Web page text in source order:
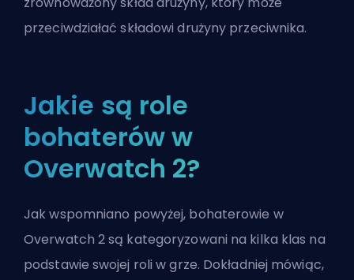
przeciwdziałać składowi drużyny przeciwnika.
Jakie są role
bohaterów w
Overwatch 2?
Jak wspomniano powyżej, bohaterowie w
Overwatch 2 są kategoryzowani na kilka klas na
podstawie swojej roli w grze. Dokładniej mówiąc,